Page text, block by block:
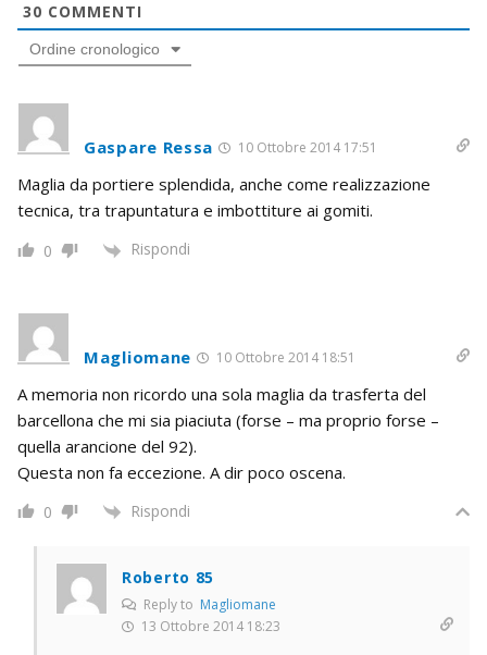
30 COMMENTI
Ordine cronologico
Gaspare Ressa 10 Ottobre 2014 17:51
Maglia da portiere splendida, anche come realizzazione
tecnica, tra trapuntatura e imbottiture ai gomiti.
0 Rispondi
Magliomane 10 Ottobre 2014 18:51
A memoria non ricordo una sola maglia da trasferta del
barcellona che mi sia piaciuta (forse – ma proprio forse –
quella arancione del 92).
Questa non fa eccezione. A dir poco oscena.
0 Rispondi
Roberto 85
Reply to Magliomane
13 Ottobre 2014 18:23